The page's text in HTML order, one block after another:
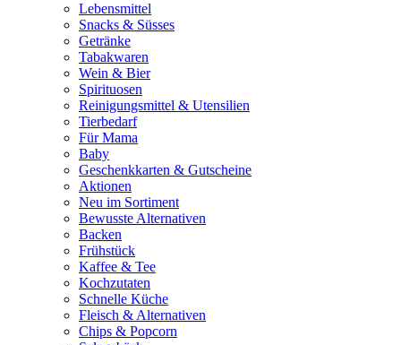
Lebensmittel
Snacks & Süsses
Getränke
Tabakwaren
Wein & Bier
Spirituosen
Reinigungsmittel & Utensilien
Tierbedarf
Für Mama
Baby
Geschenkkarten & Gutscheine
Aktionen
Neu im Sortiment
Bewusste Alternativen
Backen
Frühstück
Kaffee & Tee
Kochzutaten
Schnelle Küche
Fleisch & Alternativen
Chips & Popcorn